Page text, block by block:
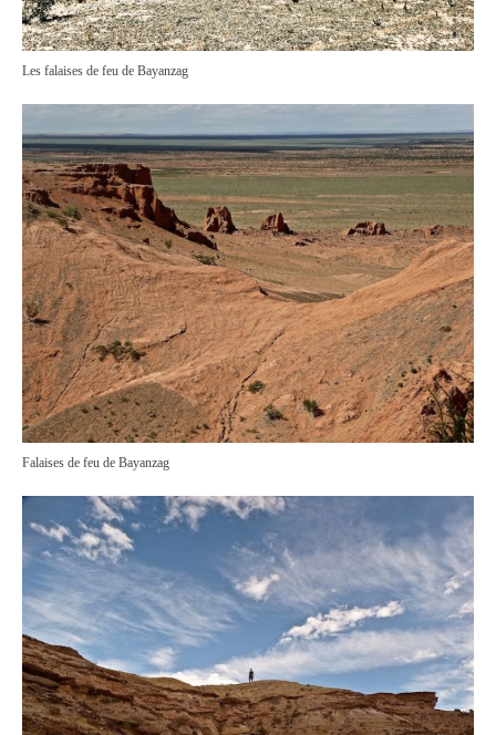
Les falaises de feu de Bayanzag
Falaises de feu de Bayanzag